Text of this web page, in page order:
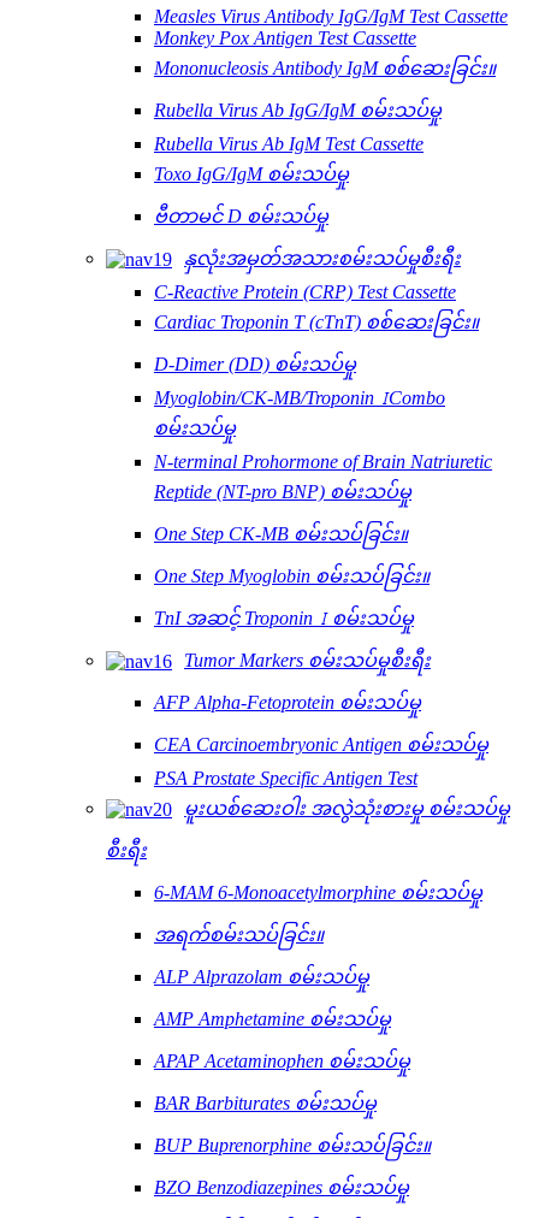
Measles Virus Antibody IgG/IgM Test Cassette
Monkey Pox Antigen Test Cassette
Mononucleosis Antibody IgM စစ်ဆေးခြင်း။
Rubella Virus Ab IgG/IgM စမ်းသပ်မှု
Rubella Virus Ab IgM Test Cassette
Toxo IgG/IgM စမ်းသပ်မှု
ဗီတာမင် D စမ်းသပ်မှု
နှလုံးအမှတ်အသားစမ်းသပ်မှုစီးရီး
C-Reactive Protein (CRP) Test Cassette
Cardiac Troponin T (cTnT) စစ်ဆေးခြင်း။
D-Dimer (DD) စမ်းသပ်မှု
Myoglobin/CK-MB/Troponin ⅠCombo
စမ်းသပ်မှု
N-terminal Prohormone of Brain Natriuretic
Reptide (NT-pro BNP) စမ်းသပ်မှု
One Step CK-MB စမ်းသပ်ခြင်း။
One Step Myoglobin စမ်းသပ်ခြင်း။
TnI အဆင့် Troponin Ⅰ စမ်းသပ်မှု
Tumor Markers စမ်းသပ်မှုစီးရီး
AFP Alpha-Fetoprotein စမ်းသပ်မှု
CEA Carcinoembryonic Antigen စမ်းသပ်မှု
PSA Prostate Specific Antigen Test
မူးယစ်ဆေးဝါး အလွဲသုံးစားမှု စမ်းသပ်မှု
စီးရီး
6-MAM 6-Monoacetylmorphine စမ်းသပ်မှု
အရက်စမ်းသပ်ခြင်း။
ALP Alprazolam စမ်းသပ်မှု
AMP Amphetamine စမ်းသပ်မှု
APAP Acetaminophen စမ်းသပ်မှု
BAR Barbiturates စမ်းသပ်မှု
BUP Buprenorphine စမ်းသပ်ခြင်း။
BZO Benzodiazepines စမ်းသပ်မှု